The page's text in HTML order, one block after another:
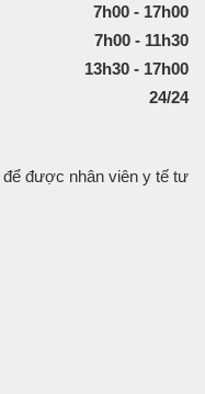
7h00 - 17h00
7h00 - 11h30
13h30 - 17h00
24/24
để được nhân viên y tế tư